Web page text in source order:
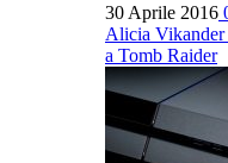
30 Aprile 2016
Alicia Vikander
a Tomb Raider